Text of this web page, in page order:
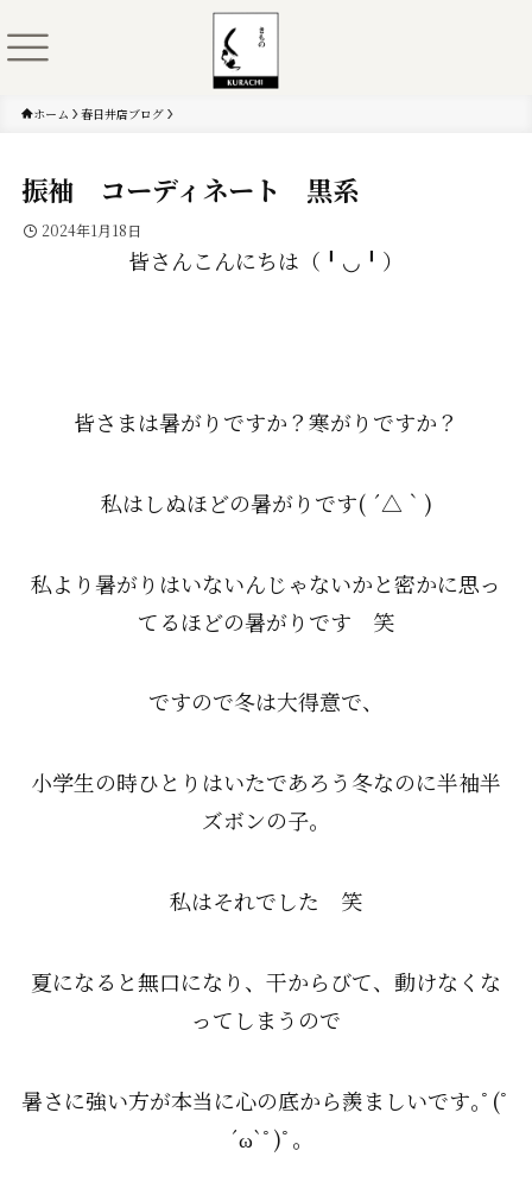
ホーム 春日井店ブログ
振袖 コーディネート 黒系
2024年1月18日
皆さんこんにちは（╹◡╹）
皆さまは暑がりですか？寒がりですか？
私はしぬほどの暑がりです( ´△｀)
私より暑がりはいないんじゃないかと密かに思っ
てるほどの暑がりです 笑
ですので冬は大得意で、
小学生の時ひとりはいたであろう冬なのに半袖半
ズボンの子。
私はそれでした 笑
夏になると無口になり、干からびて、動けなくな
ってしまうので
暑さに強い方が本当に心の底から羨ましいです｡ﾟ(ﾟ
´ω`ﾟ)ﾟ｡